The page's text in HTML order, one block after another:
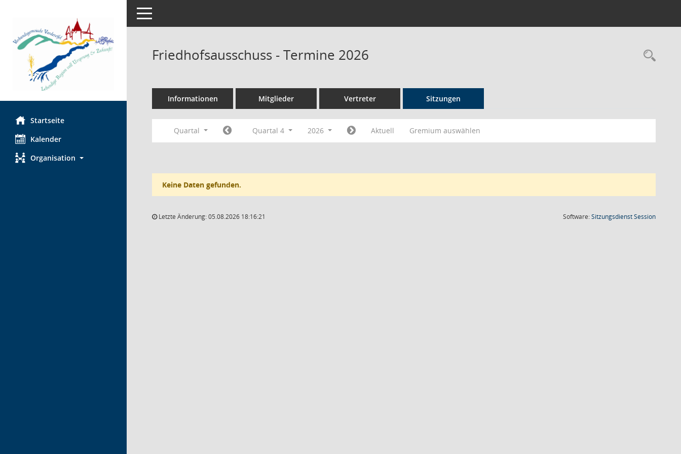
Startseite
Kalender
Organisation
Toggle navigation
Friedhofsausschuss - Termine 2026
Informationen Mitglieder Vertreter Sitzungen
Quartal Quartal 4 2026 Aktuell Gremium auswählen
Keine Daten gefunden.
Letzte Änderung: 05.08.2026 18:16:21 Software:SitzungsdienstSession(Wird in